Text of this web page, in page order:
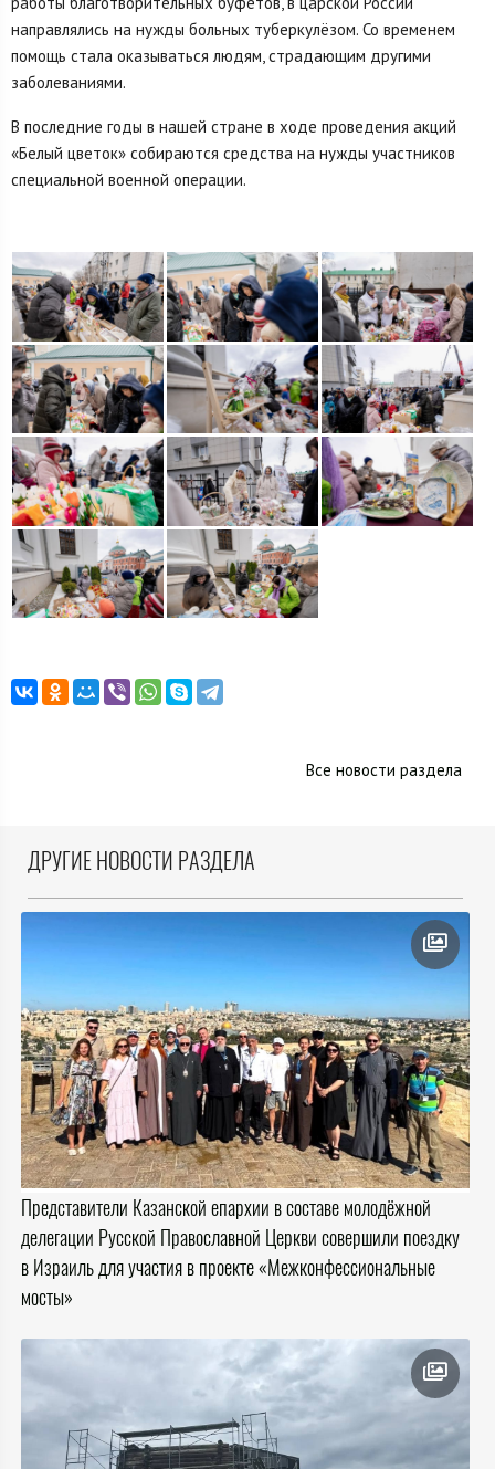
направлялись на нужды больных туберкулёзом. Со временем
помощь стала оказываться людям, страдающим другими
заболеваниями.
В последние годы в нашей стране в ходе проведения акций
«Белый цветок» собираются средства на нужды участников
специальной военной операции.
Все новости раздела
ДРУГИЕ НОВОСТИ РАЗДЕЛА
Представители Казанской епархии в составе молодёжной
делегации Русской Православной Церкви совершили поездку
в Израиль для участия в проекте «Межконфессиональные
мосты»